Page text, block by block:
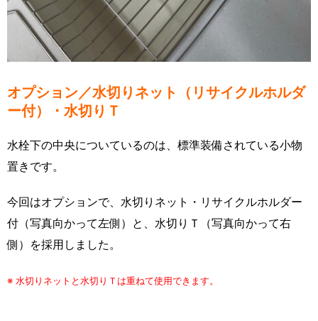
オプション／水切りネット（リサイクルホルダ
ー付）・水切りＴ
水栓下の中央についているのは、標準装備されている小物
置きです。
今回はオプションで、水切りネット・リサイクルホルダー
付（写真向かって左側）と、水切りＴ（写真向かって右
側）を採用しました。
※ 水切りネットと水切りＴは重ねて使用できます。